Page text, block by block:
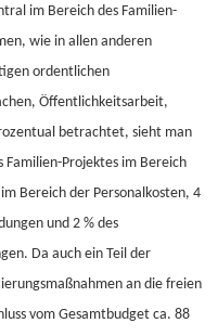
im Bereich des Familien-
wie in allen anderen
ordentlichen
Öffentlichkeitsarbeit,
betrachtet, sieht man
Familien-Projektes im Bereich
Bereich der Personalkosten, 4
und 2 % des
Da auch ein Teil der
an die freien
vom Gesamtbudget ca. 88